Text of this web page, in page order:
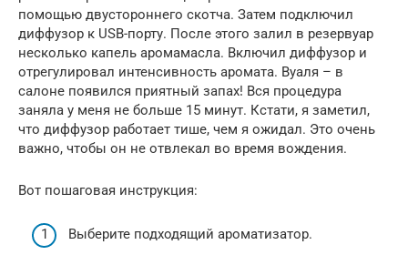
помощью двустороннего скотча. Затем подключил
диффузор к USB-порту. После этого залил в резервуар
несколько капель аромамасла. Включил диффузор и
отрегулировал интенсивность аромата. Вуаля – в
салоне появился приятный запах! Вся процедура
заняла у меня не больше 15 минут. Кстати, я заметил,
что диффузор работает тише, чем я ожидал. Это очень
важно, чтобы он не отвлекал во время вождения.
Вот пошаговая инструкция:
Выберите подходящий ароматизатор.